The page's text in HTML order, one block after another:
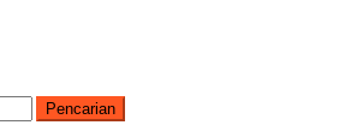
Pencarian